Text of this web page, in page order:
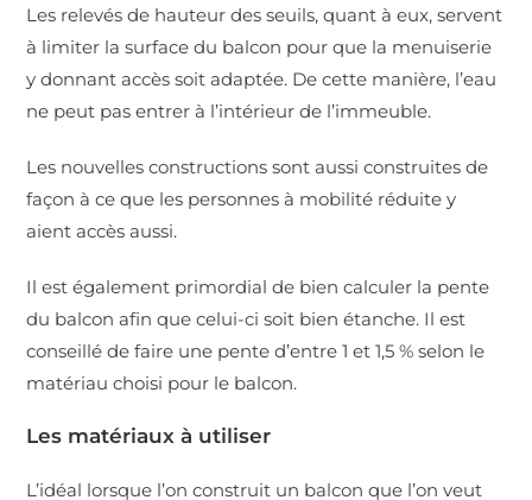
Les relevés de hauteur des seuils, quant à eux, servent
à limiter la surface du balcon pour que la menuiserie
y donnant accès soit adaptée. De cette manière, l’eau
ne peut pas entrer à l’intérieur de l’immeuble.
Les nouvelles constructions sont aussi construites de
façon à ce que les personnes à mobilité réduite y
aient accès aussi.
Il est également primordial de bien calculer la pente
du balcon afin que celui-ci soit bien étanche. Il est
conseillé de faire une pente d’entre 1 et 1,5 % selon le
matériau choisi pour le balcon.
Les matériaux à utiliser
L’idéal lorsque l’on construit un balcon que l’on veut